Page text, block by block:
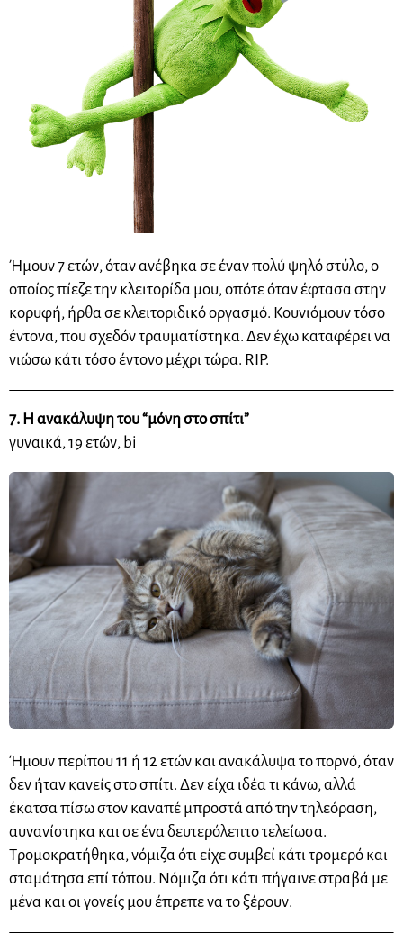
Ήμουν 7 ετών, όταν ανέβηκα σε έναν πολύ ψηλόστύλο, ο
οποίος πίεζε την κλειτορίδα μου, οπότε όταν έφτασα στην
κορυφή, ήρθα σε κλειτοριδικό οργασμό. Κουνιόμουν τόσο
έντονα, που σχεδόν τραυματίστηκα. Δεν έχω καταφέρει να
νιώσω κάτι τόσο έντονο μέχρι τώρα. RIP.
7. Η ανακάλυψη του “μόνη στο σπίτι”
γυναικά, 19 ετών, bi
Ήμουν περίπου 11 ή 12 ετών και ανακάλυψα το πορνό, όταν
δεν ήταν κανείς στο σπίτι. Δεν είχα ιδέα τι κάνω, αλλά
έκατσα πίσω στον καναπέ μπροστά από την τηλεόραση,
αυνανίστηκα και σε ένα δευτερόλεπτοτελείωσα.
Τρομοκρατήθηκα, νόμιζα ότι είχε συμβεί κάτι τρομερό και
σταμάτησα επί τόπου. Νόμιζα ότι κάτι πήγαινε στραβά με
μένα και οι γονείς μου έπρεπε να το ξέρουν.